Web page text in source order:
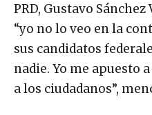
PRD, Gustavo Sánchez
“yo no lo veo en la
sus candidatos
nadie. Yo me apuesto
a los ciudadanos”,